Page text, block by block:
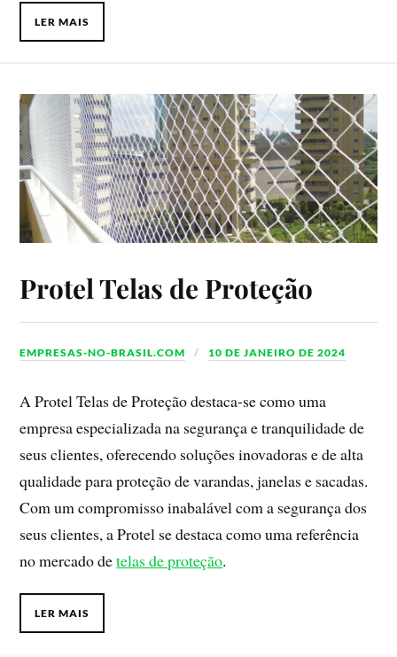
LER MAIS
Protel Telas de Proteção
EMPRESAS-NO-BRASIL.COM 10 DE JANEIRO DE 2024
A Protel Telas de Proteção destaca-se como uma
empresa especializada na segurança e tranquilidade de
seus clientes, oferecendo soluções inovadoras e de alta
qualidade para proteção de varandas, janelas e sacadas.
Com um compromisso inabalável com a segurança dos
seus clientes, a Protel se destaca como uma referência
no mercado detelas de proteção.
LER MAIS